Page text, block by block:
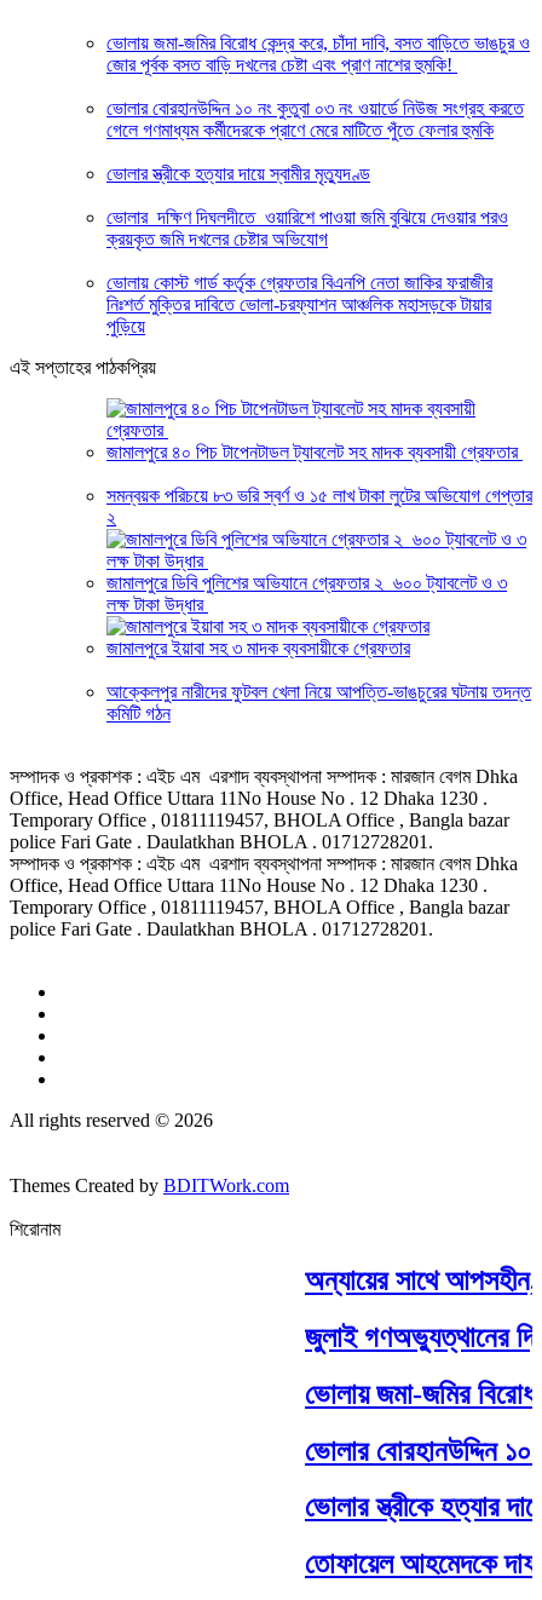
ভোলায় জমা-জমির বিরোধ কেন্দ্র করে, চাঁদা দাবি, বসত বাড়িতে ভাঙচুর ও
জোর পূর্বক বসত বাড়ি দখলের চেষ্টা এবং প্রাণ নাশের হুমকি! ‎
ভোলার বোরহানউদ্দিন ১০ নং কুতুবা ০৩ নং ওয়ার্ডে নিউজ সংগ্রহ করতে
গেলে গণমাধ্যম কর্মীদেরকে প্রাণে মেরে মাটিতে পুঁতে ফেলার হুমকি
ভোলার স্ত্রীকে হত্যার দায়ে স্বামীর মৃত্যুদণ্ড
ভোলার দক্ষিণ দিঘলদীতে ওয়ারিশে পাওয়া জমি বুঝিয়ে দেওয়ার পরও
ক্রয়কৃত জমি দখলের চেষ্টার অভিযোগ
ভোলায় কোস্ট গার্ড কর্তৃক গ্রেফতার বিএনপি নেতা জাকির ফরাজীর
নিঃশর্ত মুক্তির দাবিতে ভোলা-চরফ্যাশন আঞ্চলিক মহাসড়কে টায়ার
পুড়িয়ে
এই সপ্তাহের পাঠকপ্রিয়
জামালপুরে ৪০ পিচ টাপেনটাডল ট্যাবলেট সহ মাদক ব্যবসায়ী গ্রেফতার
সমন্বয়ক পরিচয়ে ৮৩ ভরি স্বর্ণ ও ১৫ লাখ টাকা লুটের অভিযোগ গেপ্তার
২
জামালপুরে ডিবি পুলিশের অভিযানে গ্রেফতার ২ ৬০০ ট্যাবলেট ও ৩
লক্ষ টাকা উদ্ধার
জামালপুরে ইয়াবা সহ ৩ মাদক ব্যবসায়ীকে গ্রেফতার
আক্কেলপুর নারীদের ফুটবল খেলা নিয়ে আপত্তি-ভাঙচুরের ঘটনায় তদন্ত
কমিটি গঠন
সম্পাদক ও প্রকাশক : এইচ এম এরশাদ ব্যবস্থাপনা সম্পাদক : মারজান বেগম Dhka
Office, Head Office Uttara 11No House No . 12 Dhaka 1230 .
Temporary Office , 01811119457, BHOLA Office , Bangla bazar
police Fari Gate . Daulatkhan BHOLA . 01712728201.
সম্পাদক ও প্রকাশক : এইচ এম এরশাদ ব্যবস্থাপনা সম্পাদক : মারজান বেগম Dhka
Office, Head Office Uttara 11No House No . 12 Dhaka 1230 .
Temporary Office , 01811119457, BHOLA Office , Bangla bazar
police Fari Gate . Daulatkhan BHOLA . 01712728201.
All rights reserved © 2026
Themes Created by BDITWork.com
শিরোনাম
অন্যায়ের সাথে
জুলাই গণঅভ্যুত্থানের
ভোলায় জমা-জমির বিরোধ
ভোলার বোরহানউদ্দিন ১০
ভোলার স্ত্রীকে হত্যার
তোফায়েল আহমেদকে